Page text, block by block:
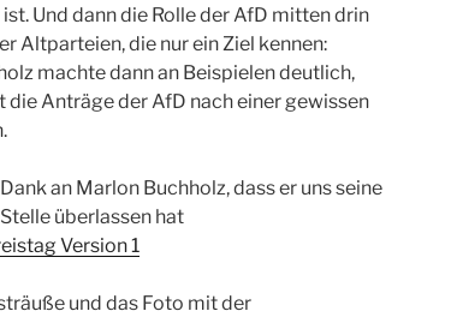
Und dann die Rolle der AfD mitten drin
Altparteien, die nur ein Ziel kennen:
machte dann an Beispielen deutlich,
Anträge der AfD nach einer gewissen
an Marlon Buchholz, dass er uns seine
überlassen hat
Version 1
und das Foto mit der